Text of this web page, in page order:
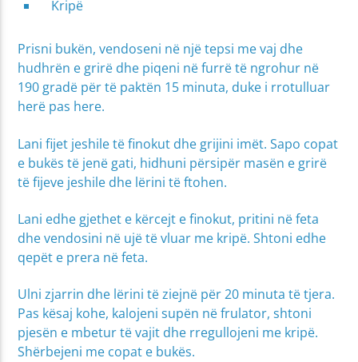
Kripë
Prisni bukën, vendoseni në një tepsi me vaj dhe
hudhrën e grirë dhe piqeni në furrë të ngrohur në
190 gradë për të paktën 15 minuta, duke i rrotulluar
herë pas here.
Lani fijet jeshile të finokut dhe grijini imët. Sapo copat
e bukës të jenë gati, hidhuni përsipër masën e grirë
të fijeve jeshile dhe lërini të ftohen.
Lani edhe gjethet e kërcejt e finokut, pritini në feta
dhe vendosini në ujë të vluar me kripë. Shtoni edhe
qepët e prera në feta.
Ulni zjarrin dhe lërini të ziejnë për 20 minuta të tjera.
Pas kësaj kohe, kalojeni supën në frulator, shtoni
pjesën e mbetur të vajit dhe rregullojeni me kripë.
Shërbejeni me copat e bukës.